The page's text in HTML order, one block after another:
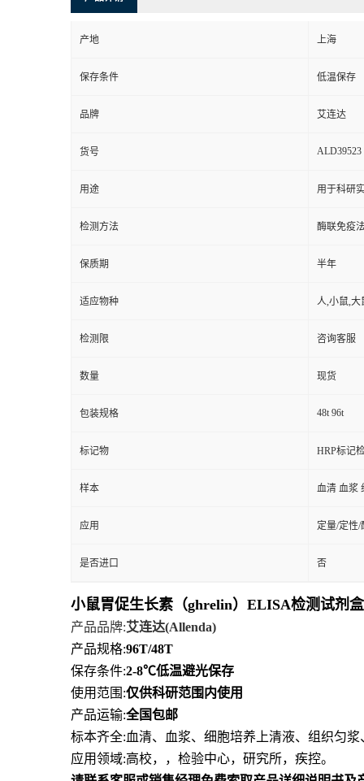
产地 上海
保存条件 低温保存
品牌 艾连达
货号 ALD39523
用途 用于科研
检测方法 酶联免疫
保质期 半年
适应物种 人,小鼠,大
检测限 咨询客服
数量 现货
包装规格 48t 96t
标记物 HRP标记
样本 血清 血浆
应用 定量/定性/
是否进口 否
小鼠胃促生长素（ghrelin）ELISA检测试剂盒
产品品牌:艾连达(Allenda)
产品规格:96T/48T
保存条件:2-8℃低温避光保存
使用范围 :仅供科研范围内使用
产品运输:全国包邮
标本齐全:血清、血浆、细胞培养上清液、组织匀
应用领域:高校，，检验中心，研究所，疾控。